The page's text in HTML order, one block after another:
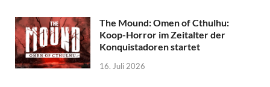
The Mound: Omen of Cthulhu:
Koop-Horror im Zeitalter der
Konquistadoren startet
16. Juli 2026